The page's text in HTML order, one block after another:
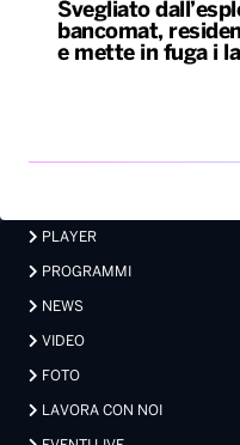
Svegliato
bancomat,
e mette in fuga i
PLAYER
PROGRAMMI
NEWS
VIDEO
FOTO
LAVORA CON NOI